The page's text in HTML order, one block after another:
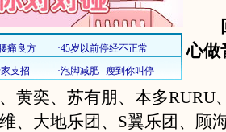
心做
奕、苏有朋、本多RURU
、大地乐团、S翼乐团、顾